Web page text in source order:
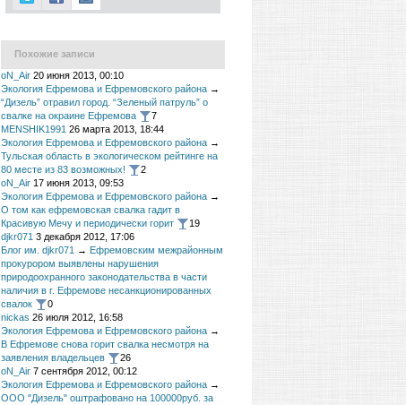
Похожие записи
oN_Air 20 июня 2013, 00:10
Экология Ефремова и Ефремовского района →
“Дизель” отравил город. “Зеленый патруль” о
свалке на окраине Ефремова
7
MENSHIK1991 26 марта 2013, 18:44
Экология Ефремова и Ефремовского района →
Тульская область в экологическом рейтинге на
80 месте из 83 возможных!
2
oN_Air 17 июня 2013, 09:53
Экология Ефремова и Ефремовского района →
О том как ефремовская свалка гадит в
Красивую Мечу и периодически горит
19
djkr071 3 декабря 2012, 17:06
Блог им. djkr071 → Ефремовским межрайонным
прокурором выявлены нарушения
природоохранного законодательства в части
наличия в г. Ефремове несанкционированных
свалок
0
nickas 26 июля 2012, 16:58
Экология Ефремова и Ефремовского района →
В Ефремове снова горит свалка несмотря на
заявления владельцев
26
oN_Air 7 сентября 2012, 00:12
Экология Ефремова и Ефремовского района →
ООО "Дизель" оштрафовано на 100000руб. за